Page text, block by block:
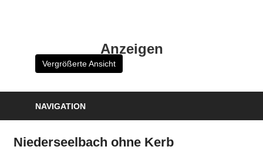
Anzeigen
Vergrößerte Ansicht
NAVIGATION
Niederseelbach ohne Kerb